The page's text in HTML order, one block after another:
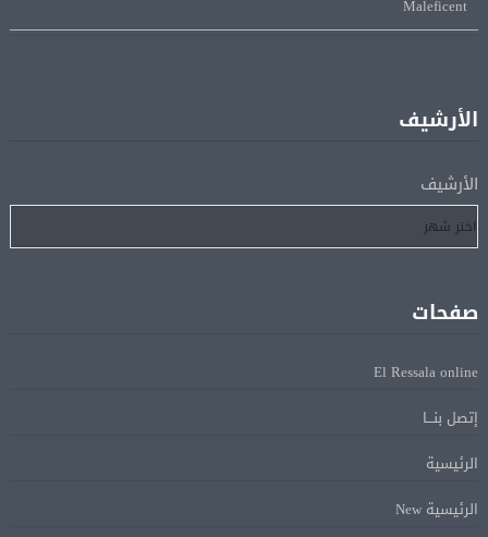
ماكرون: الاتحاد الأوروبى وشركاؤه سيواصلون زيادة الضغط
البيان الختامى لاجتماع عمّان الوزارى يدين الإجراءات
الأرشيف
الأرشيف
صفحات
El Ressala online
إتصل بنـــا
الرئيسية
الرئيسية New